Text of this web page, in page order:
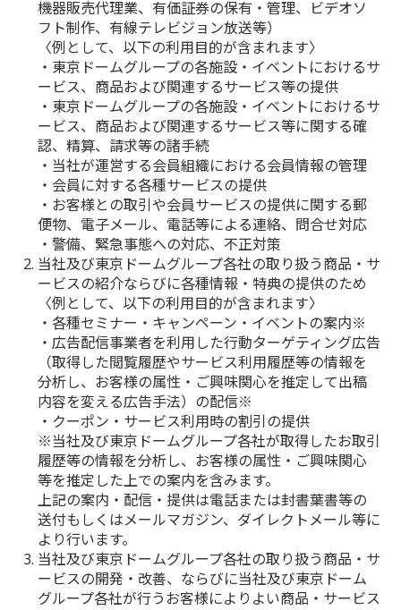
機器販売代理業、有価証券の保有・管理、ビデオソ
フト制作、有線テレビジョン放送等）
〈例として、以下の利用目的が含まれます〉
・東京ドームグループの各施設・イベントにおけるサ
ービス、商品および関連するサービス等の提供
・東京ドームグループの各施設・イベントにおけるサ
ービス、商品および関連するサービス等に関する確
認、精算、請求等の諸手続
・当社が運営する会員組織における会員情報の管理
・会員に対する各種サービスの提供
・お客様との取引や会員サービスの提供に関する郵
便物、電子メール、電話等による連絡、問合せ対応
・警備、緊急事態への対応、不正対策
当社及び東京ドームグループ各社の取り扱う商品・サ
ービスの紹介ならびに各種情報・特典の提供のため
〈例として、以下の利用目的が含まれます〉
・各種セミナー・キャンペーン・イベントの案内※
・広告配信事業者を利用した行動ターゲティング広告
（取得した閲覧履歴やサービス利用履歴等の情報を
分析し、お客様の属性・ご興味関心を推定して出稿
内容を変える広告手法）の配信※
・クーポン・サービス利用時の割引の提供
※当社及び東京ドームグループ各社が取得したお取引
履歴等の情報を分析し、お客様の属性・ご興味関心
等を推定した上での案内を含みます。
上記の案内・配信・提供は電話または封書葉書等の
送付もしくはメールマガジン、ダイレクトメール等に
より行います。
当社及び東京ドームグループ各社の取り扱う商品・サ
ービスの開発・改善、ならびに当社及び東京ドーム
グループ各社が行うお客様によりよい商品・サービス